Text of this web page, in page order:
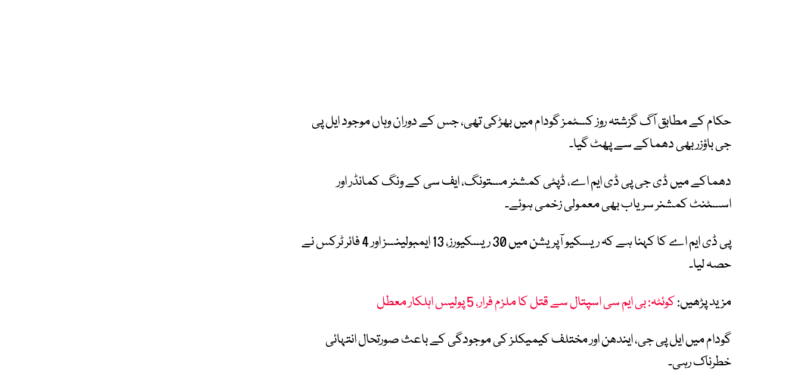
حکام کے مطابق آگ گزشتہ روز کسٹمز گودام میں بھڑکی تھی، جس کے دوران وہاں موجود ایل پی
جی باؤزر بھی دھماکے سے پھٹ گیا۔
دھماکے میں ڈی جی پی ڈی ایم اے، ڈپٹی کمشنر مستونگ، ایف سی کے ونگ کمانڈر اور
اسسٹنٹ کمشنر سریاب بھی معمولی زخمی ہوئے۔
پی ڈی ایم اے کا کہنا ہے کہ ریسکیو آپریشن میں 30 ریسکیورز، 13 ایمبولینسز اور 4 فائر ٹرکس نے
حصہ لیا۔
مزید پڑھیں:کوئٹہ: بی ایم سی اسپتال سے قتل کا ملزم فرار، 5 پولیس اہلکار معطل
گودام میں ایل پی جی، ایندھن اور مختلف کیمیکلز کی موجودگی کے باعث صورتحال انتہائی
خطرناک رہی۔